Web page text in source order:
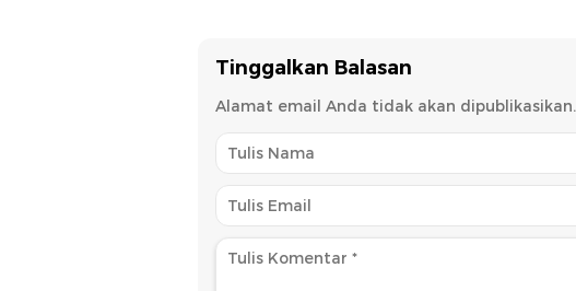
Tinggalkan Balasan
Alamat email Anda tidak akan dipublikasikan.